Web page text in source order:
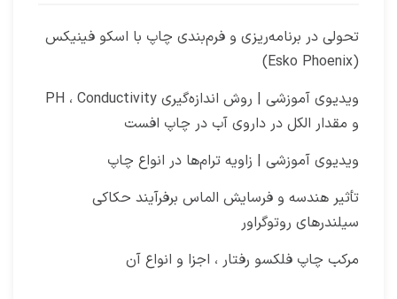
‫تحولی در برنامه‌ریزی و فرم‌بندی چاپ با اسکو فینیکس
(Esko Phoenix)
ویدیوی آموزشی | روش اندازه‌گیری PH ، Conductivity
و مقدار الکل در داروی آب در چاپ افست​
ویدیوی آموزشی | زاویه ترام‌ها در انواع چاپ
تأثیر هندسه و فرسایش الماس برفرآیند حکاکی
سیلندرهای روتوگراور
مرکب چاپ فلکسو رفتار ، اجزا و انواع آن